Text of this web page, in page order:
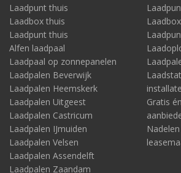
Laadpunt thuis
Laadbox thuis
Laadpunt thuis
Alfen laadpaal
Laadpaal op zonnepanelen
Laadpalen Beverwijk
Laadpalen Heemskerk
Laadpalen Uitgeest
Laadpalen Castricum
Laadpalen IJmuiden
Laadpalen Velsen
Laadpalen Assendelft
Laadpalen Zaandam
Gratis